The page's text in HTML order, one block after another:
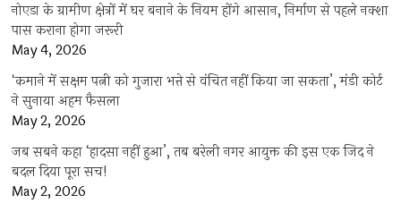
नोएडा के ग्रामीण क्षेत्रों में घर बनाने के नियम होंगे आसान, निर्माण से पहले नक्शा
पास कराना होगा जरूरी
May 4, 2026
‘कमाने में सक्षम पत्नी को गुजारा भत्ते से वंचित नहीं किया जा सकता’, मंडी कोर्ट
ने सुनाया अहम फैसला
May 2, 2026
जब सबने कहा ‘हादसा नहीं हुआ’, तब बरेली नगर आयुक्त की इस एक जिद ने
बदल दिया पूरा सच!
May 2, 2026